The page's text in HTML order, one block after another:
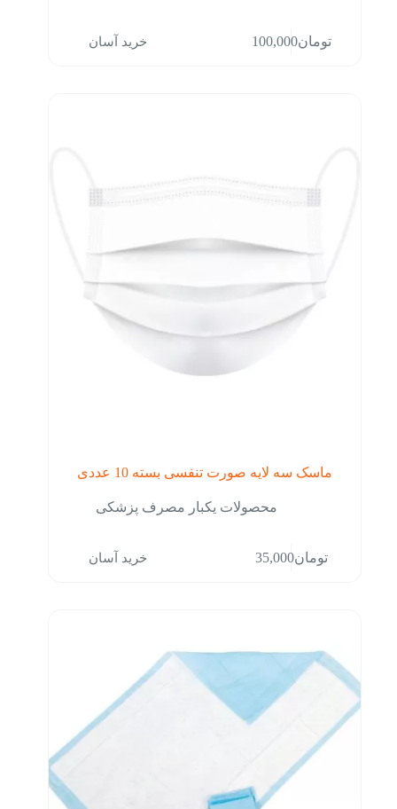
تومان100,000 خرید آسان
ماسک سه لایه صورت تنفسی بسته 10 عددی
محصولات یکبار مصرف پزشکی
تومان35,000 خرید آسان